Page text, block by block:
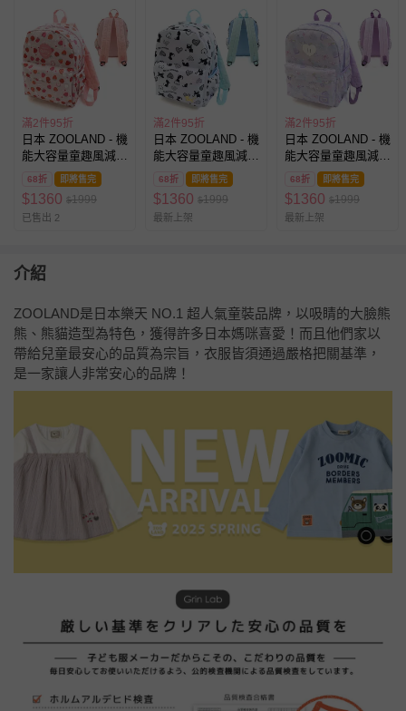
滿2件95折
日本 ZOOLAND - 機
能大容量童趣風減壓
兒童背包(14L)-鮮嫩
草莓-粉紅
(35x26x14cm)
68折 即將售完
$1360 $1999
已售出 2
滿2件95折
日本 ZOOLAND - 機
能大容量童趣風減壓
兒童背包(14L)-黑貓
愛心-水藍
(35x26x14cm)
68折 即將售完
$1360 $1999
最新上架
滿2件95折
日本 ZOOLAND - 機
能大容量童趣風減壓
兒童背包(14L)-夢幻
獨角獸-紫
(35x26x14cm)
68折 即將售完
$1360 $1999
最新上架
介紹
ZOOLAND是日本樂天 NO.1 超人氣童裝品牌，以吸睛的大臉熊
熊、熊貓造型為特色，獲得許多日本媽咪喜愛！而且他們家以
帶給兒童最安心的品質為宗旨，衣服皆須通過嚴格把關基準，
是一家讓人非常安心的品牌！